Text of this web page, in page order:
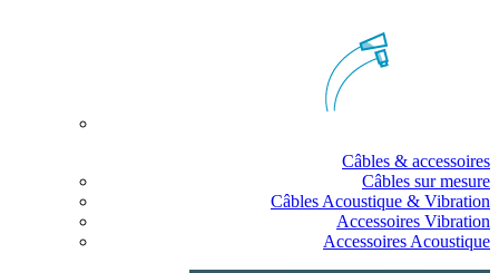
Câbles & accessoires
Câbles sur mesure
Câbles Acoustique & Vibration
Accessoires Vibration
Accessoires Acoustique